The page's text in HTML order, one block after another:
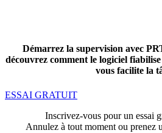
Démarrez la supervision avec
découvrez comment le logiciel
vous facilite la
ESSAI GRATUIT
Inscrivez-vous pour un essai
Annulez à tout moment ou prenez